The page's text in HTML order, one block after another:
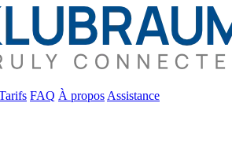
FAQ À propos Assistance